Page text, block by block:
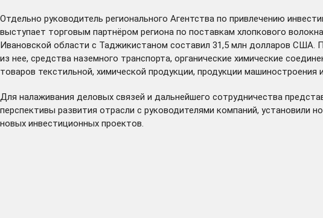
Отдельно руководитель регионального Агентства по привлечению
выступает торговым партнёром региона по поставкам хлопкового
Ивановской области с Таджикистаном составил 31,5 млн долларов США.
из нее, средства наземного транспорта, органические химические
товаров текстильной, химической продукции, продукции
Для налаживания деловых связей и дальнейшего сотрудничества
перспективы развития отрасли с руководителями компаний, установили
новых инвестиционных проектов.